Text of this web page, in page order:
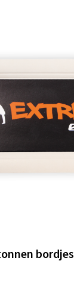
bordjes